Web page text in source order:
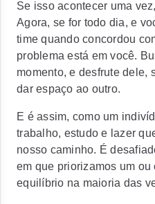
Se isso acontecer uma
Agora, se for todo dia, e
time quando concordou
problema está em você.
momento, e desfrute dele,
dar espaço ao outro.
E é assim, como um
trabalho, estudo e lazer
nosso caminho. É
em que priorizamos um ou
equilíbrio na maioria das